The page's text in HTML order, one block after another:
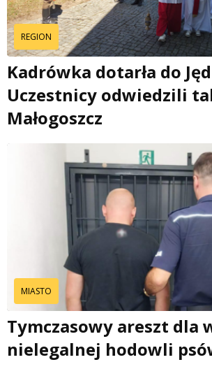
REGION
Kadrówka dotarła do
Uczestnicy odwiedzili
Małogoszcz
MIASTO
Tymczasowy areszt dla
nielegalnej hodowli